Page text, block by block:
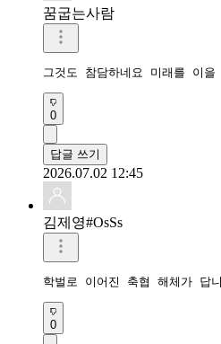
꿈굽는사람
그것도 참담하네요 미래를 이을
0
답글 쓰기
2026.07.02 12:45
김제영#OsSs
학벌로 이어진 축협 해체가 답
0